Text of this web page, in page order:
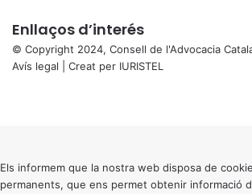
Enllaços d’interés
© Copyright 2024, Consell de l'Advocacia
Avís legal | Creat per IURISTEL
button
Els informem que la nostra web disposa de
permanents, que ens permet obtenir informació